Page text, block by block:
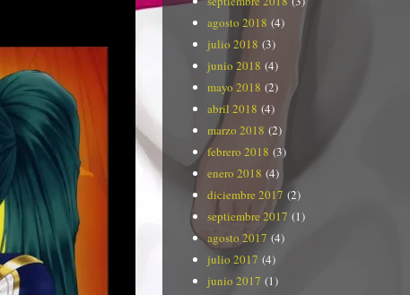
agosto 2018 (4)
julio 2018 (3)
junio 2018 (4)
mayo 2018 (2)
abril 2018 (4)
marzo 2018 (2)
febrero 2018 (3)
enero 2018 (4)
diciembre 2017 (2)
septiembre 2017 (1)
agosto 2017 (4)
julio 2017 (4)
junio 2017 (1)